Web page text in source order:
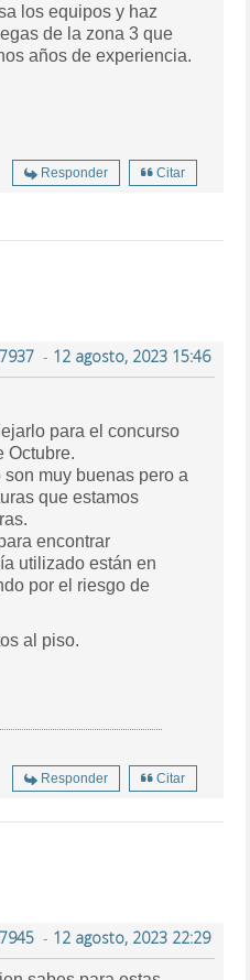
los equipos y haz
de la zona 3 que
años de experiencia.
Responder Citar
- 12 agosto, 2023 15:46
para el concurso
Octubre.
muy buenas pero a
que estamos
encontrar
utilizado están en
por el riesgo de
al piso.
Responder Citar
- 12 agosto, 2023 22:29